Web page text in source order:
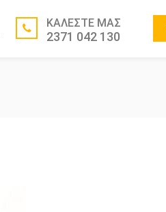
ΚΑΛΕΣΤΕ ΜΑΣ
2371 042 130